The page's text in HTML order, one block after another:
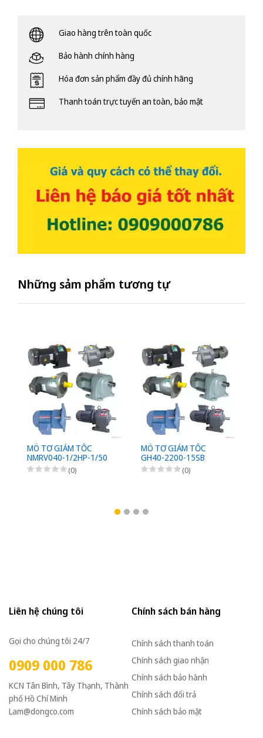
Giao hàng trên toàn quốc
Bảo hành chính hàng
Hóa đơn sản phẩm đầy đủ chính hãng
Thanh toán trực tuyến an toàn, bảo mật
Những sảm phẩm tương tự
MÔ TƠ GIẢM TỐC
NMRV040-1/2HP-1/50
(0)
MÔ TƠ GIẢM TỐC
GH40-2200-15SB
(0)
Liên hệ chúng tôi
Gọi cho chúng tôi 24/7
0909 000 786
KCN Tân Bình, Tây Thạnh, Thành
phố Hồ Chí Minh
Lam@dongco.com
Chính sách bán hàng
Chính sách thanh toán
Chính sách giao nhận
Chính sách bảo hành
Chính sách đổi trả
Chính sách bảo mật